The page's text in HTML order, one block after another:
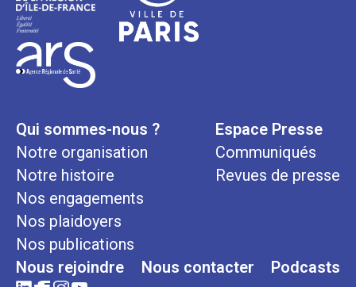
Qui sommes-nous ?
Notre organisation
Notre histoire
Nos engagements
Nos plaidoyers
Nos publications
Espace Presse
Communiqués
Revues de presse
Nous rejoindre Nous contacter Podcasts